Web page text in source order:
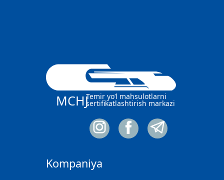
MCHJTemir yo‘l mahsulotlarni
sertifikatlashtirish markazi
Kompaniya